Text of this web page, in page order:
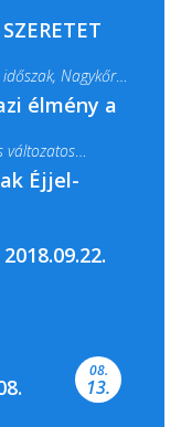
Nagykőrös
és közös...
élmény a
változatos
Éjjel-
várja a
08.
13.